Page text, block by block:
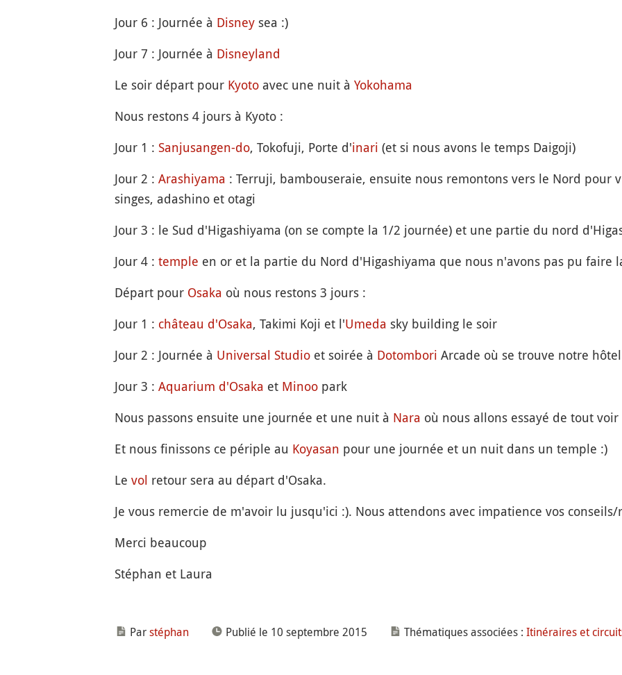
Jour 6 : Journée à Disneysea :)
Jour 7 : Journée à Disneyland
Le soir départ pour Kyotoavec une nuit à Yokohama
Nous restons 4 jours à Kyoto :
Jour 1 : Sanjusangen-do, Tokofuji, Porte d'inari (et si nous avons le temps Daigoji)
Jour 2 : Arashiyama : Terruji, bambouseraie, ensuite nous remontons vers le Nord pour
singes, adashino et otagi
Jour 3 : le Sud d'Higashiyama (on se compte la 1/2 journée) et une partie du nord
Jour 4 : temple en or et la partie du Nord d'Higashiyama que nous n'avons pas pu faire
Départ pour Osaka où nous restons 3 jours :
Jour 1 : château d'Osaka, Takimi Koji et l'Umeda sky building le soir
Jour 2 : Journée à Universal Studioet soirée à Dotombori Arcade où se trouve notre hôtel
Jour 3 : Aquarium d'Osaka et Minoopark
Nous passons ensuite une journée et une nuit à Nara où nous allons essayé de tout voir
Et nous finissons ce périple au Koyasan pour une journée et un nuit dans un temple :)
Le vol retour sera au départ d'Osaka.
Je vous remercie de m'avoir lu jusqu'ici :). Nous attendons avec impatience vos
Merci beaucoup
Stéphan et Laura
Parstéphan Publié le 10 septembre 2015 Thématiques associées : Itinéraires et